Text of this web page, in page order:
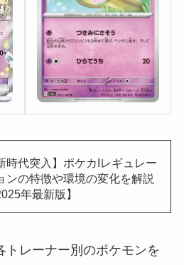
時代突入】ポケカIレギュレー
ンの特徴や環境の変化を解説
年最新版】
トレーナー別のポケモンを